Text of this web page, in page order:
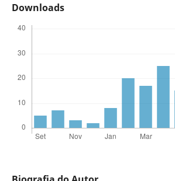
Downloads